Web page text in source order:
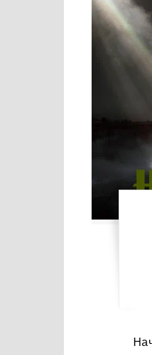
Начало (сериал 2022) — это фантастический триллер о двух пассажирах автобуса,